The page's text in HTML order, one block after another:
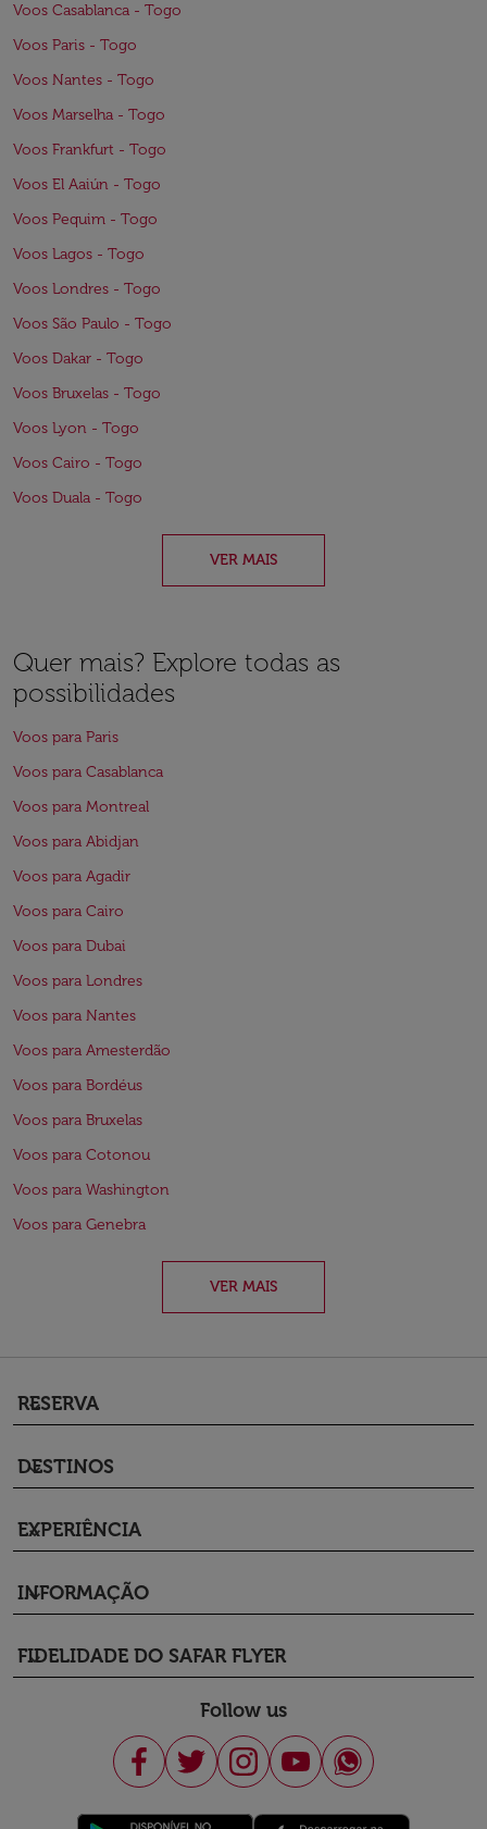
Voos Casablanca - Togo
Voos Paris - Togo
Voos Nantes - Togo
Voos Marselha - Togo
Voos Frankfurt - Togo
Voos El Aaiún - Togo
Voos Pequim - Togo
Voos Lagos - Togo
Voos Londres - Togo
Voos São Paulo - Togo
Voos Dakar - Togo
Voos Bruxelas - Togo
Voos Lyon - Togo
Voos Cairo - Togo
Voos Duala - Togo
VER MAIS
Quer mais? Explore todas as
possibilidades
Voos para Paris
Voos para Casablanca
Voos para Montreal
Voos para Abidjan
Voos para Agadir
Voos para Cairo
Voos para Dubai
Voos para Londres
Voos para Nantes
Voos para Amesterdão
Voos para Bordéus
Voos para Bruxelas
Voos para Cotonou
Voos para Washington
Voos para Genebra
VER MAIS
RESERVA
keyboard_arrow_down
DESTINOS
keyboard_arrow_down
EXPERIÊNCIA
keyboard_arrow_down
INFORMAÇÃO
keyboard_arrow_down
FIDELIDADE DO SAFAR FLYER
keyboard_arrow_down
Follow us